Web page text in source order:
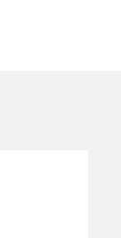
for
PV
制
対
消
ソ